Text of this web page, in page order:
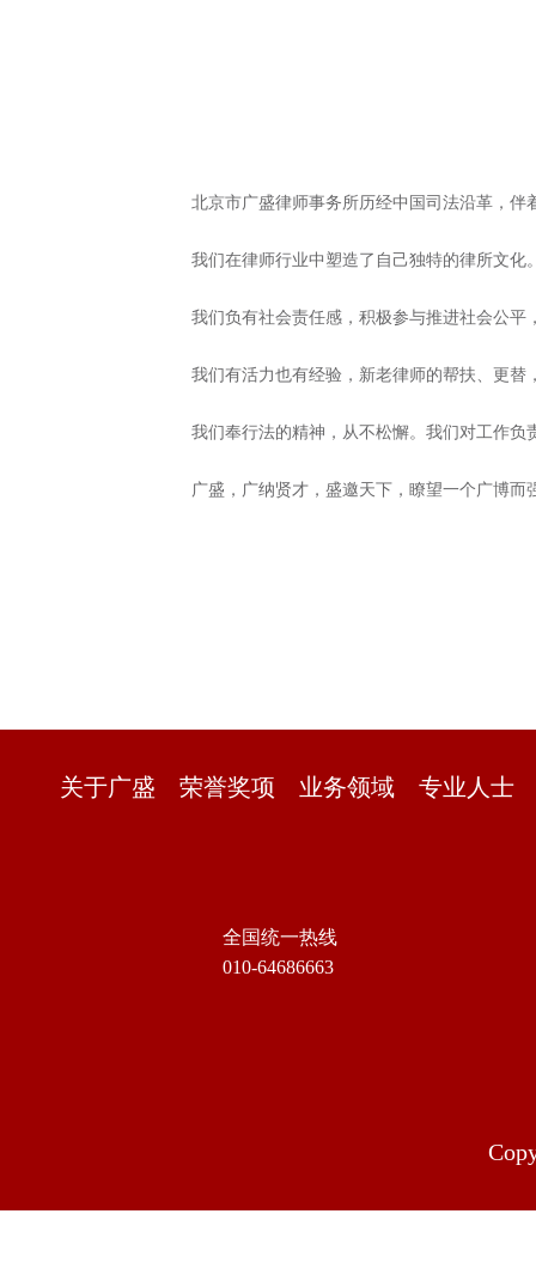
北京市广盛律师事务所历经中国司法沿革，伴
我们在律师行业中塑造了自己独特的律所文
我们负有社会责任感，积极参与推进社会公
我们有活力也有经验，新老律师的帮扶、更
我们奉行法的精神，从不松懈。我们对工作负
广盛，广纳贤才，盛邀天下，瞭望一个广博而
关于广盛 荣誉奖项 业务领域 专业人士
全国统一热线
010-64686663